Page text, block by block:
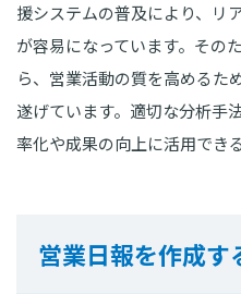
援システムの普及により、リ
が容易になっています。その
ら、営業活動の質を高めるた
遂げています。適切な分析手
率化や成果の向上に活用でき
営業日報を作成す